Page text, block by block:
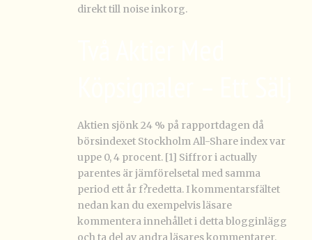
direkt till noise inkorg.
Aktien sjönk 24 % på rapportdagen då
börsindexet Stockholm All-Share index var
uppe 0, 4 procent. [1] Siffror i actually
parentes är jämförelsetal med samma
period ett år f?redetta. I kommentarsfältet
nedan kan du exempelvis läsare
kommentera innehållet i detta blogginlägg
och ta del av andra läsares kommentarer.